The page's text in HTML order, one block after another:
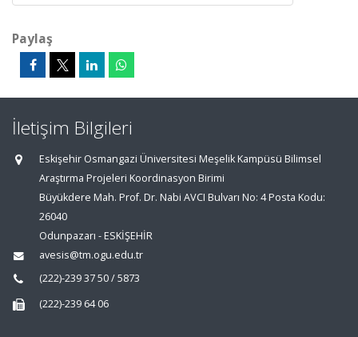
Paylaş
İletişim Bilgileri
Eskişehir Osmangazi Üniversitesi Meşelik Kampüsü Bilimsel
Araştırma Projeleri Koordinasyon Birimi
Büyükdere Mah. Prof. Dr. Nabi AVCI Bulvarı No: 4 Posta Kodu:
26040
Odunpazarı - ESKİŞEHİR
avesis@tm.ogu.edu.tr
(222)-239 37 50 / 5873
(222)-239 64 06